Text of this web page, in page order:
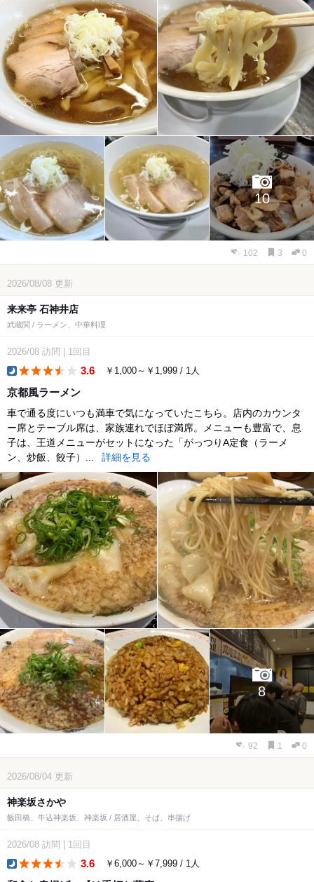
10
102 3 0
2026/08/08 更新
来来亭 石神井店
武蔵関 / ラーメン、中華料理
2026/08 訪問 1回目
3.6 ￥1,000～￥1,999 / 1人
京都風ラーメン
車で通る度にいつも満車で気になっていたこちら。店内のカウンタ
ー席とテーブル席は、家族連れでほぼ満席。メニューも豊富で、息
子は、王道メニューがセットになった「がっつりA定食（ラーメ
ン、炒飯、餃子）...
詳細を見る
8
92 1 0
2026/08/04 更新
神楽坂さかや
飯田橋、牛込神楽坂、神楽坂 / 居酒屋、そば、串揚げ
2026/08 訪問 1回目
3.6 ￥6,000～￥7,999 / 1人